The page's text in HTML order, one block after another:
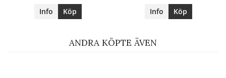
Info Köp Info Köp
ANDRA KÖPTE ÄVEN